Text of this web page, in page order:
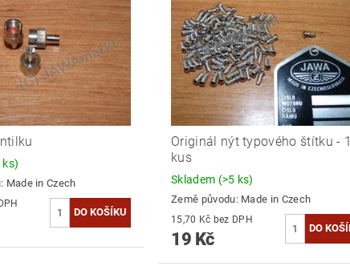
ks)
Made in Czech
DPH
Originál nýt typového štítku - 1
kus
Skladem (>5 ks)
Země původu: Made in Czech
15,70 Kč bez DPH
19 Kč